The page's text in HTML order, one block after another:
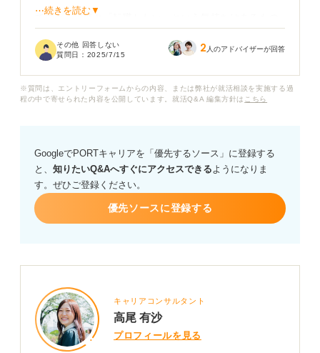
ですが、漠然と「転職したい」という気持ちはあるもの
イメージが明確にできません。
り返しになってしまうのではないかと不安です。
きなのか、アドバイスをいただけますと幸いです。
⋯続きを読む▼
その他 回答しない
質問日： 2025/7/15 2 人のアドバイザーが回答
※質問は、エントリーフォームからの内容、または弊社が就活相談を実施する過
程の中で寄せられた内容を公開しています。就活Q&A 編集方針は こちら
GoogleでPORTキャリアを「優先するソース」に登録する
と、 知りたいQ&Aへすぐにアクセスできるようになりま
す。ぜひご登録ください。
優先ソースに登録する
キャリアコンサルタント
高尾 有沙
プロフィールを見る